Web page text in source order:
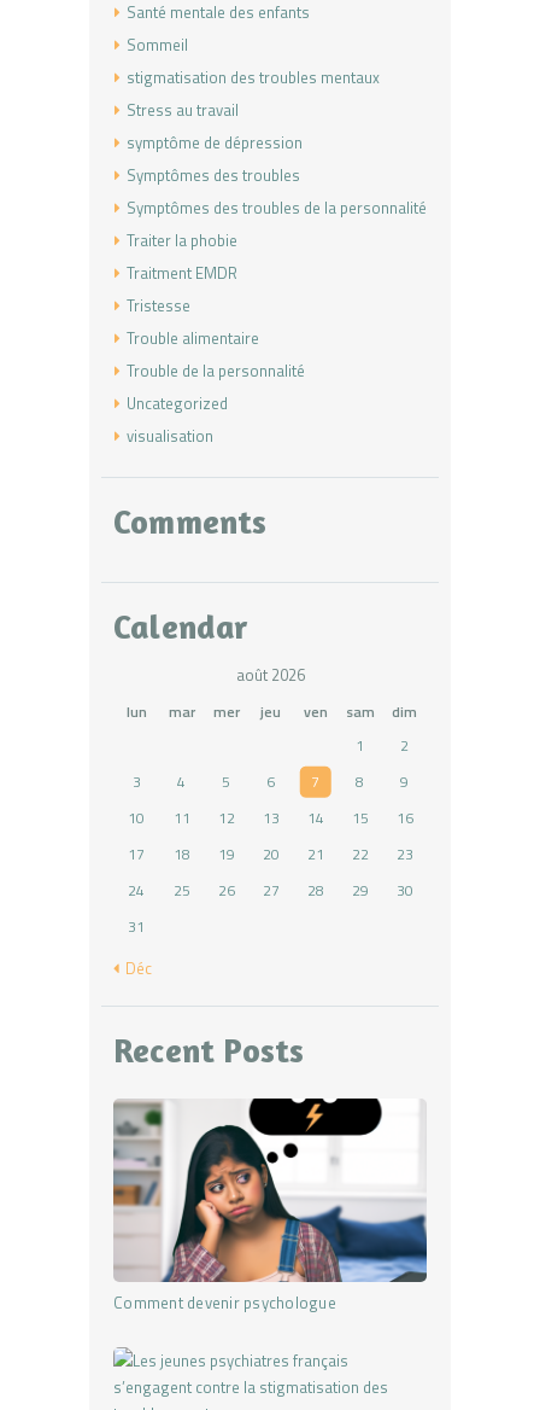
Santé mentale des enfants
Sommeil
stigmatisation des troubles mentaux
Stress au travail
symptôme de dépression
Symptômes des troubles
Symptômes des troubles de la personnalité
Traiter la phobie
Traitment EMDR
Tristesse
Trouble alimentaire
Trouble de la personnalité
Uncategorized
visualisation
Comments
Calendar
août 2026
lun mar mer jeu ven sam
dim
1
2
3
4 5 6 7 8
9
10
11 12 13 14 15
16
17
18 19 20 21 22
23
24
25 26 27 28 29
30
31
« Déc
Recent Posts
Comment devenir psychologue